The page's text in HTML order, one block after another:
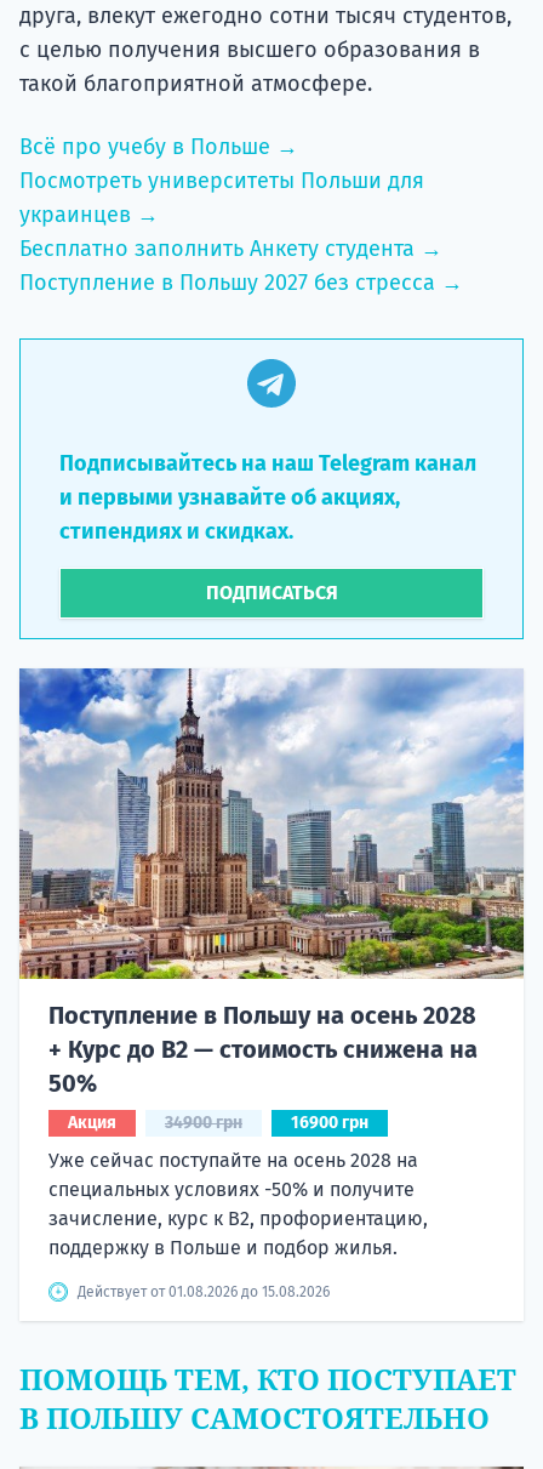
друга, влекут ежегодно сотни тысяч студентов,
с целью получения высшего образования в
такой благоприятной атмосфере.
Всё про учебу в Польше →
Посмотреть университеты Польши для
украинцев →
Бесплатно заполнить Анкету студента →
Поступление в Польшу 2027 без стресса →
Подписывайтесь на наш Telegram канал
и первыми узнавайте об акциях,
стипендиях и скидках.
ПОДПИСАТЬСЯ
Поступление в Польшу на осень 2028
+ Курс до B2 — стоимость снижена на
50%
Акция 34900 грн 16900 грн
Уже сейчас поступайте на осень 2028 на
специальных условиях -50% и получите
зачисление, курс к B2, профориентацию,
поддержку в Польше и подбор жилья.
Действует от 01.08.2026 до 15.08.2026
ПОМОЩЬ ТЕМ, КТО ПОСТУПАЕТ
В ПОЛЬШУ САМОСТОЯТЕЛЬНО